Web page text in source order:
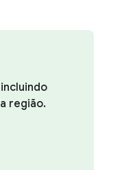
região.